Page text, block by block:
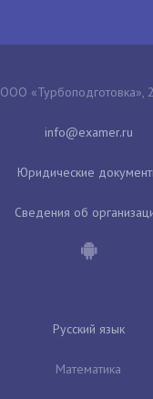
ООО «Турбоподготовка»,
Юридические
Сведения об
Русский язык
Математика